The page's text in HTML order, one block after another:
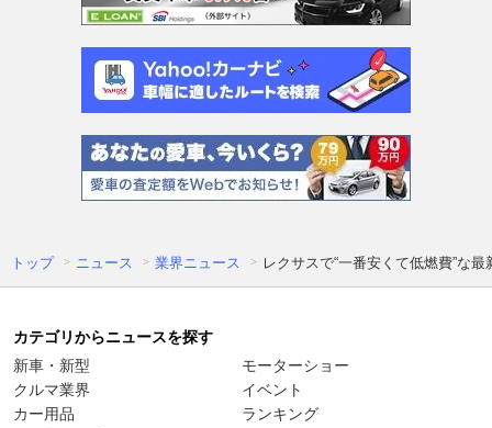
トップ ニュース 業界ニュース レクサスで“一番安くて低燃費”な
カテゴリからニュースを探す
新車・新型
クルマ業界
カー用品
モーターショー
イベント
ランキング